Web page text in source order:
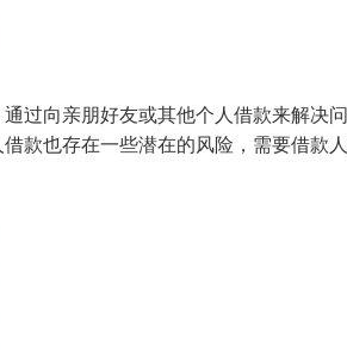
过向亲朋好友或其他个人借款来解决
款也存在一些潜在的风险，需要借款